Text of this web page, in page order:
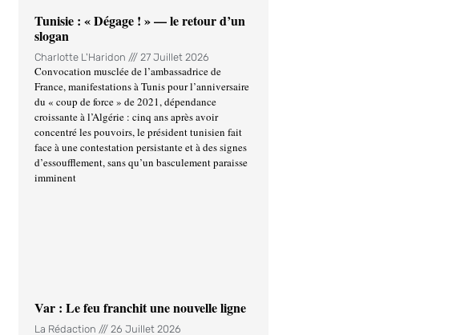
Tunisie : « Dégage ! » — le retour d’un
slogan
Charlotte L'Haridon 27 Juillet 2026
Convocation musclée de l’ambassadrice de
France, manifestations à Tunis pour l’anniversaire
du « coup de force » de 2021, dépendance
croissante à l’Algérie : cinq ans après avoir
concentré les pouvoirs, le président tunisien fait
face à une contestation persistante et à des signes
d’essoufflement, sans qu’un basculement paraisse
imminent
Var : Le feu franchit une nouvelle ligne
La Rédaction 26 Juillet 2026